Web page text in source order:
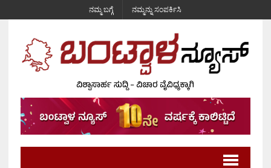
ನಮ್ಮ ಬಗ್ಗೆ ನಮ್ಮನ್ನು ಸಂಪರ್ಕಿಸಿ